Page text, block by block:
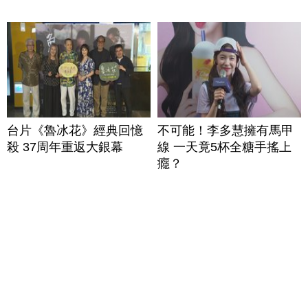
台片《魯冰花》經典回憶
殺 37周年重返大銀幕
不可能！李多慧擁有馬甲
線 一天竟5杯全糖手搖上
癮？